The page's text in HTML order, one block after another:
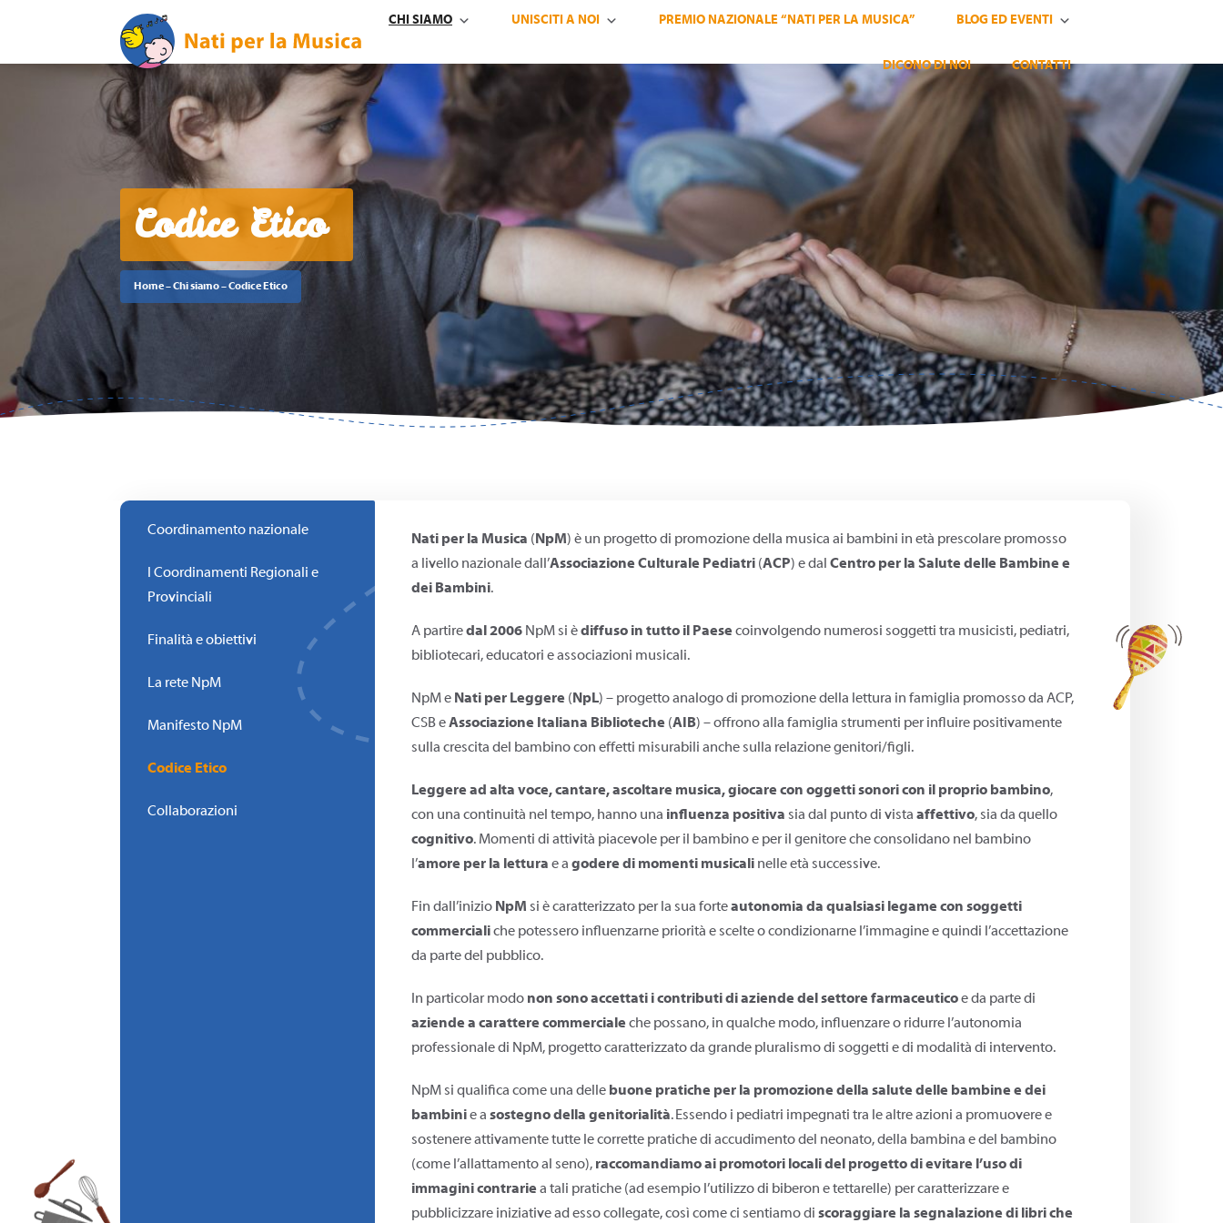
CHI SIAMO UNISCITI A NOI PREMIO NAZIONALE “NATI PER LA MUSICA” BLOG ED EVENTI
DICONO DI NOI CONTATTI
Codice Etico
Home–Chi siamo–Codice Etico
Nati per la Musica ( NpM) è un progetto di promozione della musica ai bambini in età prescolare promosso
a livello nazionale dall’Associazione Culturale Pediatri (ACP) e dal Centro per la Salute delle Bambine e
dei Bambini.
A partiredal 2006 NpM si èdiffuso in tutto il Paese coinvolgendo numerosi soggetti tra musicisti, pediatri,
bibliotecari, educatori e associazioni musicali.
NpM e Nati per Leggere ( NpL) – progetto analogo di promozione della lettura in famiglia promosso da ACP,
CSB eAssociazione Italiana Biblioteche (AIB) – offrono alla famiglia strumenti per influire positivamente
sulla crescita del bambino con effetti misurabili anche sulla relazione genitori/figli.
Leggere ad alta voce, cantare, ascoltare musica, giocare con oggetti sonori con il proprio bambino,
con una continuità nel tempo, hanno una influenza positiva sia dal punto di vista affettivo, sia da quello
cognitivo. Momenti di attività piacevole per il bambino e per il genitore che consolidano nel bambino
l’amore per la lettura e a godere di momenti musicali nelle età successive.
Fin dall’inizio NpM si è caratterizzato per la sua forteautonomia da qualsiasi legame con soggetti
commercialiche potessero influenzarne priorità e scelte o condizionarne l’immagine e quindi l’accettazione
da parte del pubblico.
In particolar modo non sono accettati i contributi di aziende del settore farmaceuticoe da parte di
aziende a carattere commerciale che possano, in qualche modo, influenzare o ridurre l’autonomia
professionale di NpM, progetto caratterizzato da grande pluralismo di soggetti e di modalità di intervento.
NpM si qualifica come una delle buone pratiche per la promozione della salute delle bambine e dei
bambinie a sostegno della genitorialità. Essendo i pediatri impegnati tra le altre azioni a promuovere e
sostenere attivamente tutte le corrette pratiche di accudimento del neonato, della bambina e del bambino
(come l’allattamento al seno), raccomandiamo ai promotori locali del progetto di evitare l’uso di
immagini contrarie a tali pratiche (ad esempio l’utilizzo di biberon e tettarelle) per caratterizzare e
pubblicizzare iniziative ad esso collegate, così come ci sentiamo di scoraggiare la segnalazione di libri che
Coordinamento nazionale
I Coordinamenti Regionali e
Provinciali
Finalità e obiettivi
La rete NpM
Manifesto NpM
Codice Etico
Collaborazioni